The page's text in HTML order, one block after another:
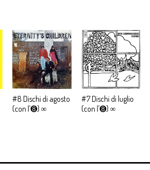
#8 Dischi di agosto
(con l'➑) ∞
#7 Dischi di luglio
(con l'➑) ∞